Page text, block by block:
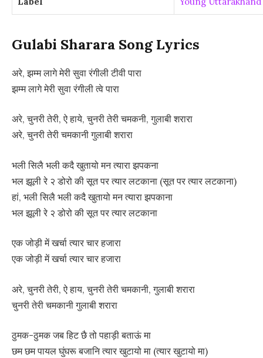
Gulabi Sharara Song Lyrics
अरे, झम्म लागे मेरी सुवा रंगीली टीवी पारा
झम्म लागे मेरी सुवा रंगीली त्वे पारा
अरे, चुनरी तेरी, ऐ हाये, चुनरी तेरी चमकनी, गुलाबी शरारा
अरे, चुनरी तेरी चमकानी गुलाबी शरारा
भली सिलै भली कदै खुतायो मन त्यारा झपकना
भल झूली रे २ डोरो की सूत पर त्यार लटकाना (सूत पर त्यार लटकाना)
हां, भली सिलै भली कदै खुतायो मन त्यारा झपकाना
भल झूली रे २ डोरो की सूत पर त्यार लटकाना
एक जोड़ी में खर्चा त्यार चार हजारा
एक जोड़ी में खर्चा त्यार चार हजारा
अरे, चुनरी तेरी, ऐ हाय, चुनरी तेरी चमकानी, गुलाबी शरारा
चुनरी तेरी चमकानी गुलाबी शरारा
ठुमक-ठुमक जब हिट छै तो पहाड़ी बताऊं मा
छम छम पायल घुंघरू बजानि त्यार खुटायो मा (त्यार खुटायो मा)